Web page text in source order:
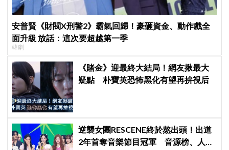
安普賢《財閥X刑警2》霸氣回歸！豪砸資金、動作戲全
面升級 放話：這次要超越第一季
韓劇
《賭金》迎最終大結局！網友揪最大
疑點 朴寶英恐怖黑化有望再拚視后
逆襲女團RESCENE終於熬出頭！出道
2年首奪音樂節目冠軍 音源榜、人氣